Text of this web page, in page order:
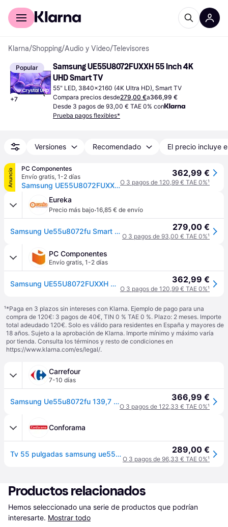
Comprar con Klarna
Klarna/Shopping/Audio y Video/Televisores
Popular
+7
Samsung UE55U8072FUXXH 55 Inch 4K
UHD Smart TV
55" LED, 3840x2160 (4K Ultra HD), Smart TV
Compara precios desde279,00 €a366,99 €
Desde 3 pagos de 93,00 € TAE 0% con
Prueba pagos flexibles*
Versiones Recomendado El precio incluye
Anuncio
PC Componentes
Envío gratis, 1-2 días
Samsung UE55U8072FUXXH 55" LED 4K UHD Tizen Smart TV Wi-Fi Mega Contrast Negro
362,99 €
O 3 pagos de 120,99 € TAE 0%¹
Eureka
Precio más bajo·16,85 € de envío
Samsung Ue55u8072fu Smart 55 Uhd 279,00 €
O 3 pagos de 93,00 € TAE 0%¹
PC Componentes
Envío gratis, 1-2 días
Samsung UE55U8072FUXXH 55" LED 4K UHD Tizen Smart TV Wi-Fi Mega Contrast Negro 362,99 €
O 3 pagos de 120,99 € TAE 0%¹
¹*Paga en 3 plazos sin intereses con Klarna. Ejemplo de pago para una
compra de 120€: 3 pagos de 40€, TIN 0 % TAE 0 %. Plazo: 2 meses. Importe
total adeudado 120€. Solo es válido para residentes en España y mayores de
18 años. Sujeto a la aprobación de Klarna. Importe mínimo y máximo varía
por tienda. Consulta los términos y resto de condiciones en
https://www.klarna.com/es/legal/.
Carrefour
7-10 días
Samsung Ue55u8072fu 139,7 Cm (55") 4k Ultra Hd Smart Tv Wifi Negro 366,99 €
O 3 pagos de 122,33 € TAE 0%¹
Conforama
Tv 55 pulgadas samsung ue55u8072fuxxh 4k smart tv - Negro 289,00 €
O 3 pagos de 96,33 € TAE 0%¹
Productos relacionados
Hemos seleccionado una serie de productos que podrían
interesarte. Mostrar todo